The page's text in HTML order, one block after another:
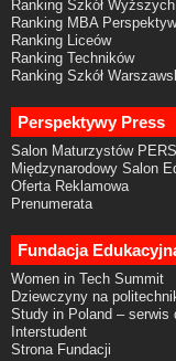
Ranking Szkół Wyższych
Ranking MBA
Ranking Liceów
Ranking Techników
Ranking Szkół
Perspektywy Press
Salon Maturzystów
Międzynarodowy Salon
Oferta Reklamowa
Prenumerata
Fundacja
Women in Tech Summit
Dziewczyny na
Study in Poland – serwis
Interstudent
Strona Fundacji